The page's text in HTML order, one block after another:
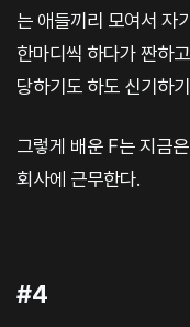
는 애들끼리 모여서 자
한마디씩 하다가 짠하
당하기도 하도 신기하
그렇게 배운 F는 지금
회사에 근무한다.
#4